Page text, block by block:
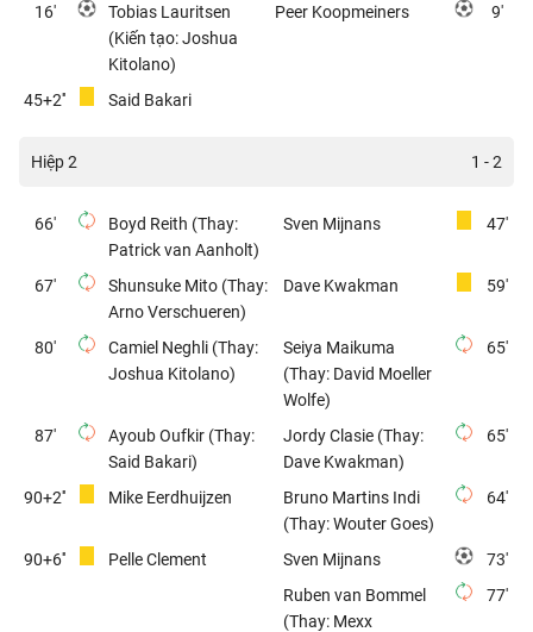
16'
Tobias Lauritsen
(Kiến tạo: Joshua
Kitolano)
Peer Koopmeiners 9'
45+2'' Said Bakari
Hiệp 2 1 - 2
66'
Boyd Reith (Thay:
Patrick van Aanholt)
Sven Mijnans 47'
67'
Shunsuke Mito (Thay:
Arno Verschueren)
Dave Kwakman 59'
80'
Camiel Neghli (Thay:
Joshua Kitolano)
Seiya Maikuma
(Thay: David Moeller
Wolfe)
65'
87'
Ayoub Oufkir (Thay:
Said Bakari)
Jordy Clasie (Thay:
Dave Kwakman)
65'
90+2'' Mike Eerdhuijzen
Bruno Martins Indi
(Thay: Wouter Goes)
64'
90+6'' Pelle Clement Sven Mijnans
73'
Ruben van Bommel
(Thay: Mexx
77'